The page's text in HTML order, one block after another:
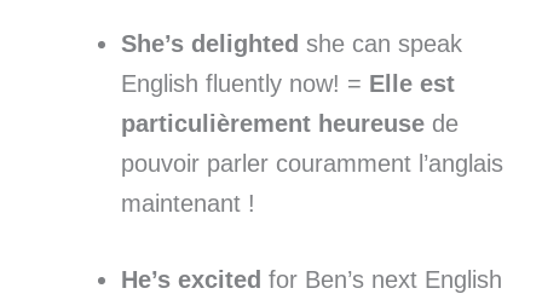
She’s delighted she can speak
English fluently now! = Elle est
particulièrement heureuse de
pouvoir parler couramment l’anglais
maintenant !
He’s excited for Ben’s next English